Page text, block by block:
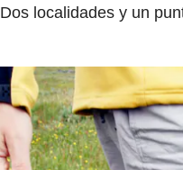
Dos localidades y un